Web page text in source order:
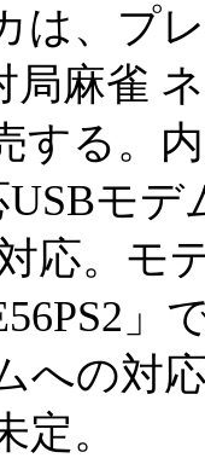
は、プ
局麻雀
する。
モデ
応。モ
」
への対
。